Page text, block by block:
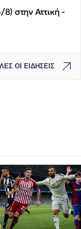
στην Αττική -
ΟΙ ΕΙΔΗΣΕΙΣ